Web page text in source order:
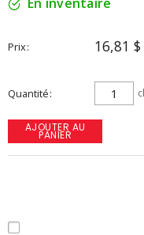
Prix 16,81 $
Quantité
AJOUTER AU
PANIER